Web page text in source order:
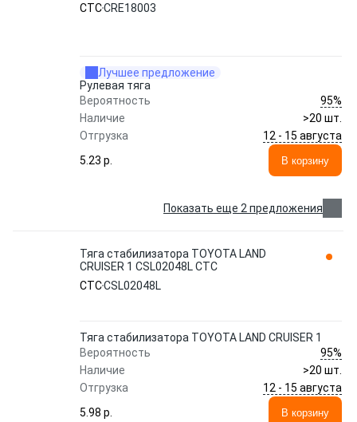
CTCCRE18003
Лучшее предложение
Рулевая тяга
Вероятность
95%
Наличие
>20 шт.
Отгрузка
12 - 15 августа
5.23 p.
В корзину
Показать еще 2 предложения
Тяга стабилизатора TOYOTA LAND
CRUISER 1 CSL02048L CTC
CTCCSL02048L
Тяга стабилизатора TOYOTA LAND CRUISER 1
Вероятность
95%
Наличие
>20 шт.
Отгрузка
12 - 15 августа
5.98 p.
В корзину